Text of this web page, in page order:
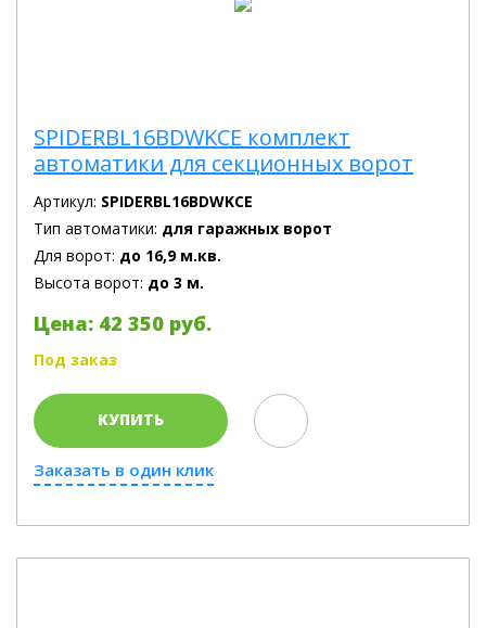
SPIDERBL16BDWKCE комплект
автоматики для секционных ворот
Артикул: SPIDERBL16BDWKCE
Тип автоматики: для гаражных ворот
Для ворот: до 16,9 м.кв.
Высота ворот: до 3 м.
Цена: 42 350 руб.
Под заказ
КУПИТЬ
Заказать в один клик